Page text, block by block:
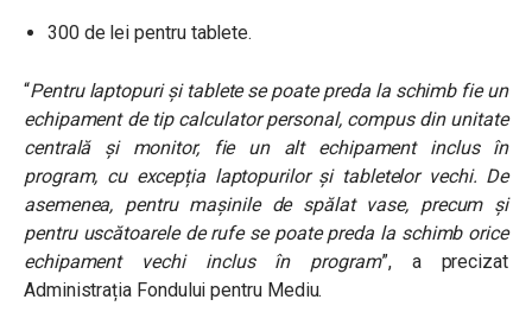
300 de lei pentru tablete.
“Pentru laptopuri și tablete se poate preda la schimb fie un
echipament de tip calculator personal, compus din unitate
centrală și monitor, fie un alt echipament inclus în
program, cu excepția laptopurilor și tabletelor vechi. De
asemenea, pentru mașinile de spălat vase, precum și
pentru uscătoarele de rufe se poate preda la schimb orice
echipament vechi inclus în program”, a precizat
Administrația Fondului pentru Mediu.